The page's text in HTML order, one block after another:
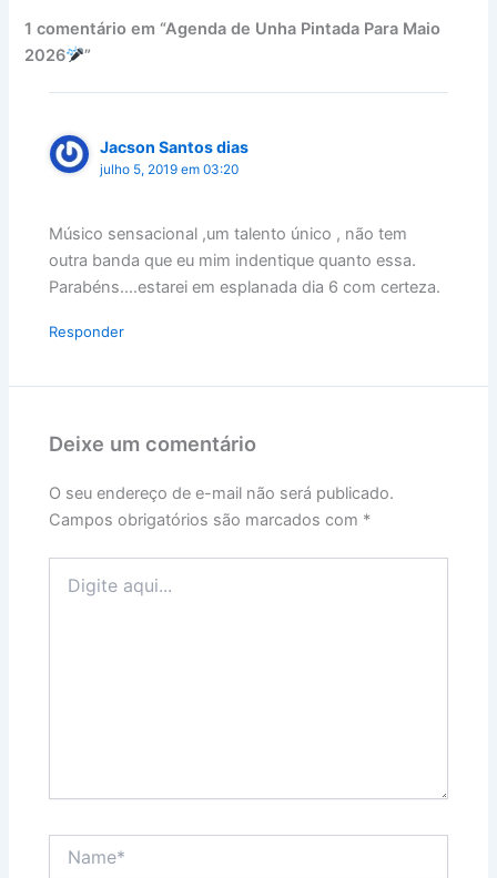
1 comentário em “Agenda de Unha Pintada Para Maio
2026
”
Jacson Santos dias
julho 5, 2019 em 03:20
Músico sensacional ,um talento único , não tem
outra banda que eu mim indentique quanto essa.
Parabéns….estarei em esplanada dia 6 com certeza.
Responder
Deixe um comentário
O seu endereço de e-mail não será publicado.
Campos obrigatórios são marcados com *
aqui...